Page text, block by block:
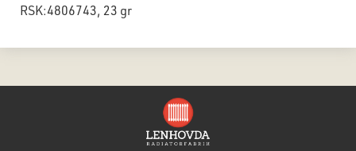
RSK:4806743, 23 gr